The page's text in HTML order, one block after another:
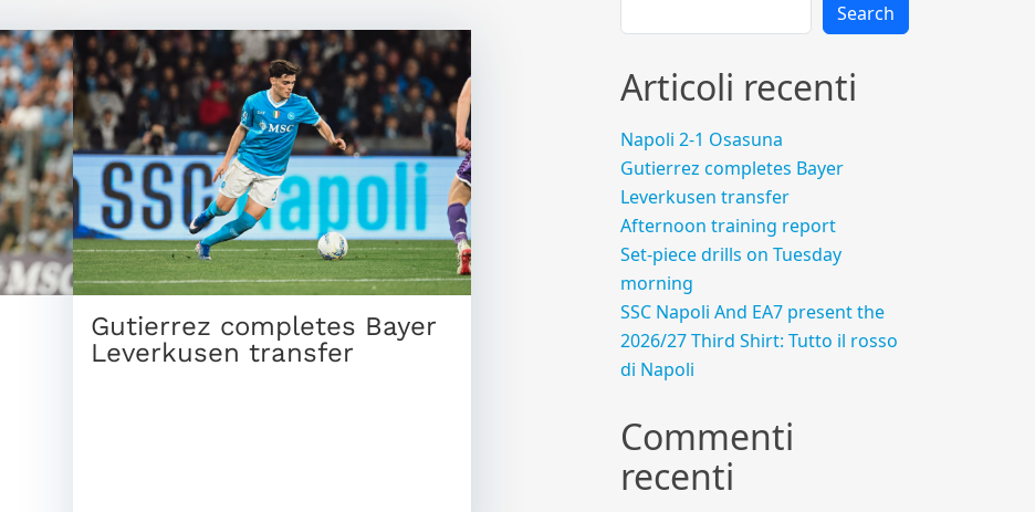
Gutierrez completes Bayer
Leverkusen transfer
Search
Articoli recenti
Napoli 2-1 Osasuna
Gutierrez completes Bayer
Leverkusen transfer
Afternoon training report
Set-piece drills on Tuesday
morning
SSC Napoli And EA7 present the
2026/27 Third Shirt: Tutto il rosso
di Napoli
Commenti
recenti